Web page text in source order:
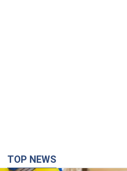
TOP NEWS